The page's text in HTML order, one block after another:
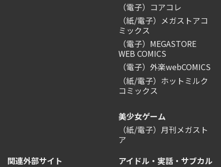
（電子）コアコレ
（紙/電子）メガストアコ
ミックス
（電子）MEGASTORE
WEB COMICS
（電子）外楽webCOMICS
（紙/電子）ホットミルク
コミックス
美少女ゲーム
（紙/電子）月刊メガスト
ア
関連外部サイト
アイドル・実話・サブカル